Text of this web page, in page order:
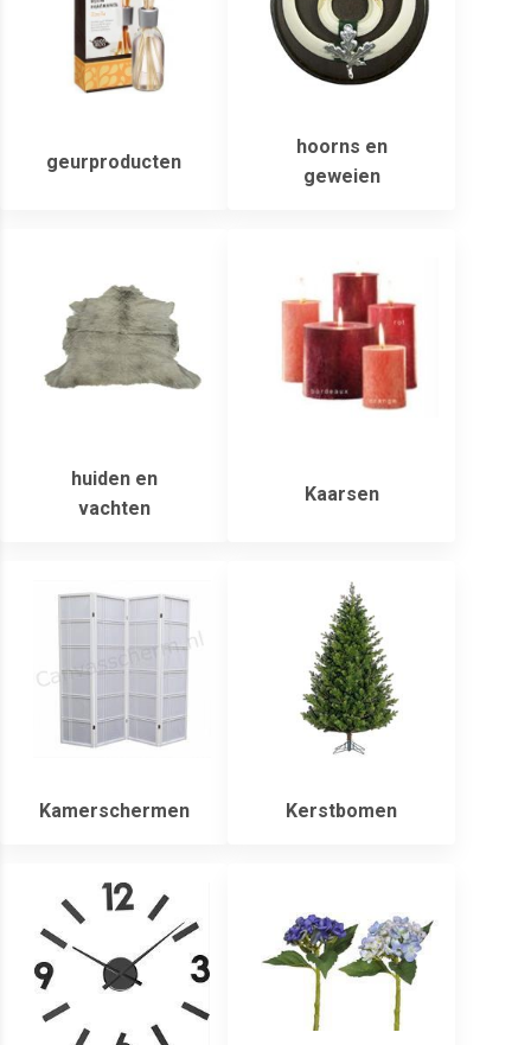
geurproducten
hoorns en
geweien
huiden en
vachten
Kaarsen
Kamerschermen Kerstbomen